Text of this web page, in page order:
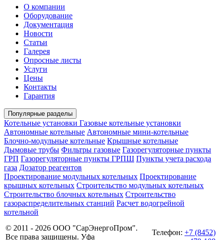
О компании
Оборудование
Документация
Новости
Статьи
Галерея
Опросные листы
Услуги
Цены
Контакты
Гарантия
Популярные разделы
Котельные установки Газовые котельные установки
Автономные котельные Автономные мини-котельные
Блочно-модульные котельные Крышные котельные
Дымовые трубы Фильтры газовые Газорегуляторные пункты
ГРП Газорегуляторные пункты ГРПШ Пункты учета расхода
газа Дозатор реагентов
Проектирование модульных котельных Проектирование
крышных котельных Строительство модульных котельных
Строительство блочных котельных Строительство
газораспределительных станций Расчет водогрейной
котельной
© 2011 - 2026 ООО "СарЭнергоПром".
Все права защищены. Уфа
Телефон: +7 (8452)